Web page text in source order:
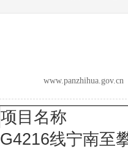
项目名称
G4216线宁南至